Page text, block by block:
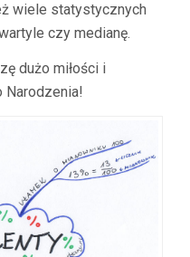
wiele statystycznych
czy medianę.
dużo miłości i
Narodzenia!